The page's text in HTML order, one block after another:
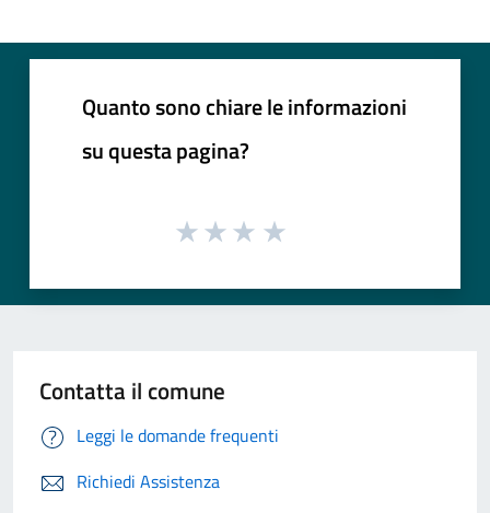
Quanto sono chiare le informazioni
su questa pagina?
Contatta il comune
Leggi le domande frequenti
Richiedi Assistenza